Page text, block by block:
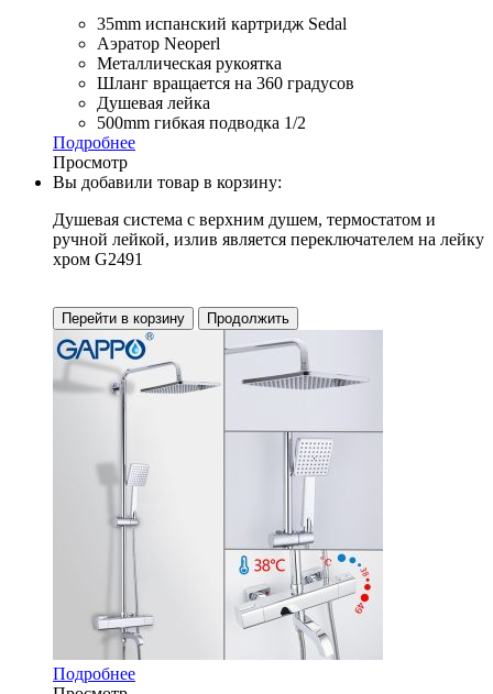
35mm испанский картридж Sedal
Аэратор Neoperl
Металлическая рукоятка
Шланг вращается на 360 градусов
Душевая лейка
500mm гибкая подводка 1/2
Подробнее
Просмотр
Вы добавили товар в корзину:
Душевая система с верхним душем, термостатом и
ручной лейкой, излив является переключателем на лейку
хром G2491
Перейти в корзину Продолжить
Подробнее